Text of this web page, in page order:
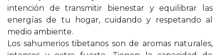
intención de transmitir bienestar y equilibrar las
energías de tu hogar, cuidando y respetando al
medio ambiente.
Los sahumerios tibetanos son de aromas naturales,